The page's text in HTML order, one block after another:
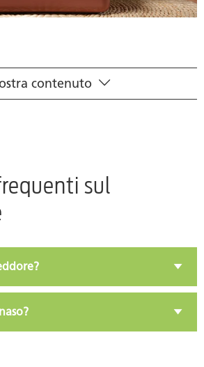
sul raffreddore
il raffreddore cronico?
del raffreddore
del raffreddore con l’omeopatia
nei bambini e nei neonati
contenuto
sul